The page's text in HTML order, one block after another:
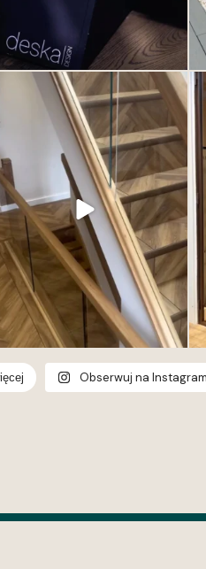
Podłoga winylowa może wyglądać
Zależy to od jakości samego
produktu ale przede wszystkim od
ułożonego wzoru.
77 6
z
Obserwuj na